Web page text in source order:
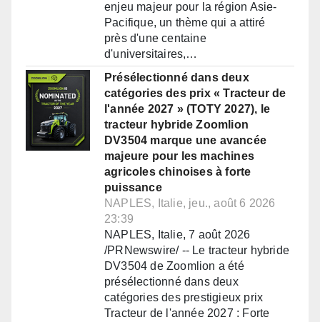
enjeu majeur pour la région Asie-
Pacifique, un thème qui a attiré
près d'une centaine
d'universitaires,…
Présélectionné dans deux
catégories des prix « Tracteur de
l'année 2027 » (TOTY 2027), le
tracteur hybride Zoomlion
DV3504 marque une avancée
majeure pour les machines
agricoles chinoises à forte
puissance
NAPLES, Italie, jeu., août 6 2026
23:39
NAPLES, Italie, 7 août 2026
/PRNewswire/ -- Le tracteur hybride
DV3504 de Zoomlion a été
présélectionné dans deux
catégories des prestigieux prix
Tracteur de l'année 2027 : Forte